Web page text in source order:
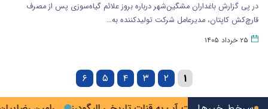
در پی گزارش باغداران مشگین‌شهر درباره بروز علائم گیاه‌سوزی پس از مصرف
قارچ‌کش کاپتان، مدیرعامل شرکت تولیدکننده به…
۲۵ خرداد ۱۴۰۵
۱ ۲ ۳ ۴ ۵ ۶